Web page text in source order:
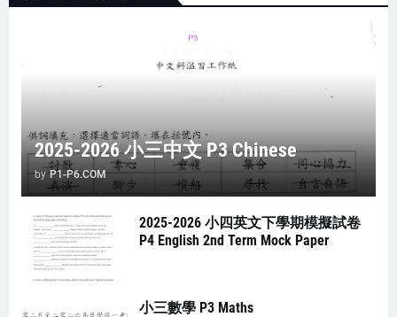
2025-2026 小三中文 P3 Chinese
by P1-P6.COM
2025-2026 小四英文下學期模擬試卷
P4 English 2nd Term Mock Paper
小三數學 P3 Maths